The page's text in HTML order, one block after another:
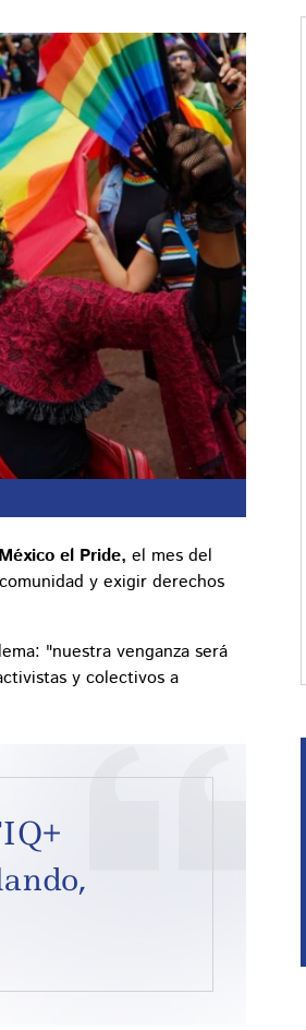
el Pride, el mes del
y exigir derechos
"nuestra venganza será
y colectivos a